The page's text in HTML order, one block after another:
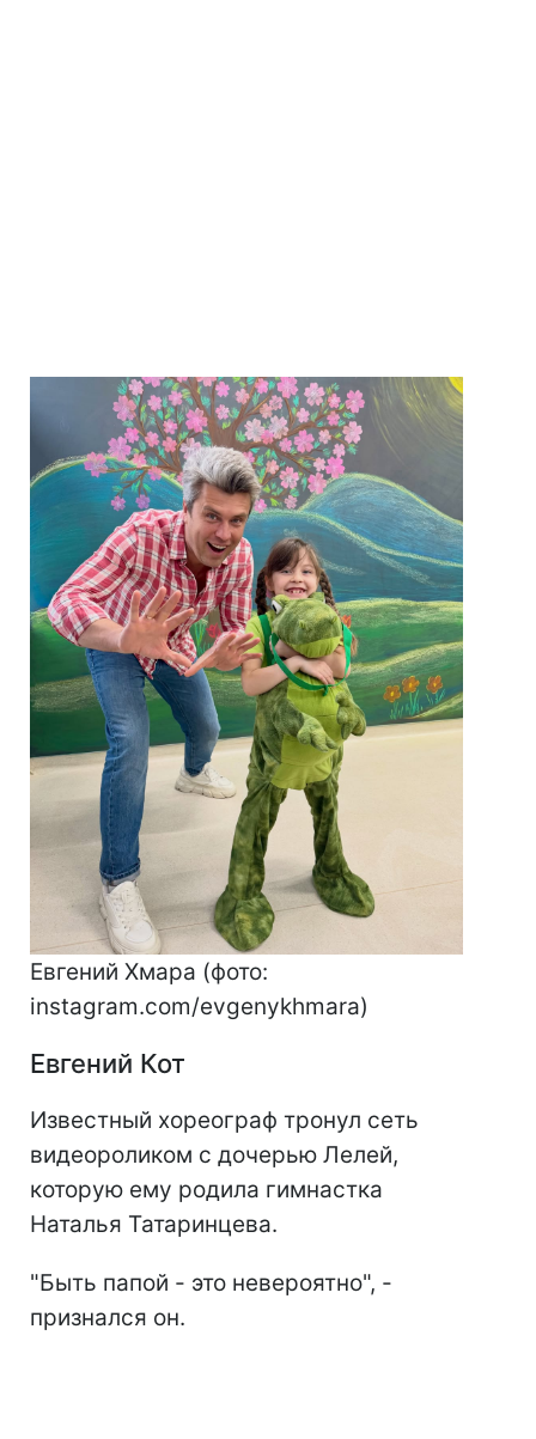
Евгений Хмара (фото:
instagram.com/evgenykhmara)
Евгений Кот
Известный хореограф тронул сеть
видеороликом с дочерью Лелей,
которую ему родила гимнастка
Наталья Татаринцева.
"Быть папой - это невероятно", -
признался он.